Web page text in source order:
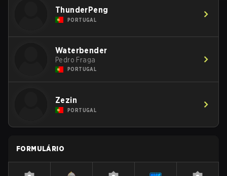
ThunderPeng
PORTUGAL
Waterbender
Pedro Fraga
PORTUGAL
Zezin
PORTUGAL
FORMULÁRIO